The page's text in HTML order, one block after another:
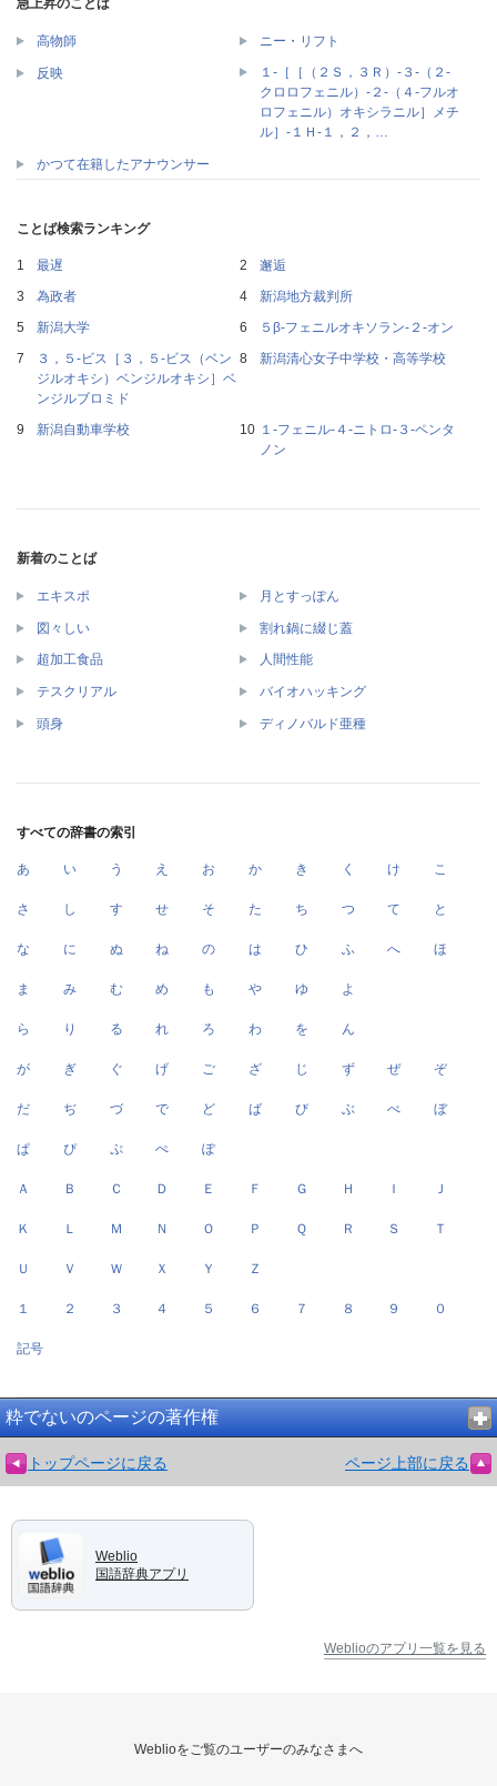
急上昇のことば
高物師 ニー・リフト
反映
１‐［［（２Ｓ，３Ｒ）‐３‐（２‐
クロロフェニル）‐２‐（４‐フルオ
ロフェニル）オキシラニル］メチ
ル］‐１Ｈ‐１，２，…
かつて在籍したアナウンサー
ことば検索ランキング
最遅
邂逅
為政者
新潟地方裁判所
新潟大学
５β‐フェニルオキソラン‐２‐オン
３，５‐ビス［３，５‐ビス（ベン
ジルオキシ）ベンジルオキシ］ベ
ンジルブロミド
新潟清心女子中学校・高等学校
新潟自動車学校
１‐フェニル‐４‐ニトロ‐３‐ペンタ
ノン
新着のことば
エキスポ 月とすっぽん
図々しい 割れ鍋に綴じ蓋
超加工食品 人間性能
テスクリアル バイオハッキング
頭身 ディノバルド亜種
すべての辞書の索引
あ い う え お か き く け こ
さ し す せ そ た ち つ て と
な に ぬ ね の は ひ ふ へ ほ
ま み む め も や ゆ よ
ら り る れ ろ わ を ん
が ぎ ぐ げ ご ざ じ ず ぜ ぞ
だ ぢ づ で ど ば び ぶ べ ぼ
ぱ ぴ ぷ ぺ ぽ
Ａ Ｂ Ｃ Ｄ Ｅ Ｆ Ｇ Ｈ Ｉ Ｊ
Ｋ Ｌ Ｍ Ｎ Ｏ Ｐ Ｑ Ｒ Ｓ Ｔ
Ｕ Ｖ Ｗ Ｘ Ｙ Ｚ
１ ２ ３ ４ ５ ６ ７ ８ ９ ０
記号
粋でないのページの著作権
トップページに戻る ページ上部に戻る
Weblio
国語辞典アプリ
Weblioのアプリ一覧を見る
Weblioをご覧のユーザーのみなさまへ